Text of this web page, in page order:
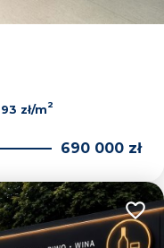
zł/m2
690 000 zł